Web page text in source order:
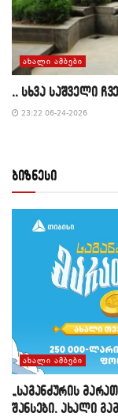
ᲐᲮᲐᲚᲘ ᲐᲛᲑᲔᲑᲘ
,, სხვა საშველი
23:22 06-24-2026
ბიზნესი
ᲐᲮᲐᲚᲘ ᲐᲛᲑᲔᲑᲘ
„საგანძურის
შანსები, ახალი